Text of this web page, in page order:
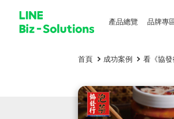
產品總覽 品牌專
首頁 成功案例 看《協發